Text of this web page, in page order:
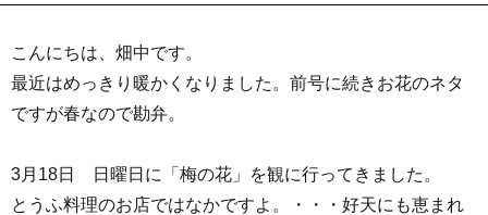
こんにちは、畑中です。
最近はめっきり暖かくなりました。前号に続きお花のネタ
ですが春なので勘弁。
3月18日 日曜日に「梅の花」を観に行ってきました。
とうふ料理のお店ではなかですよ。・・・好天にも恵まれ